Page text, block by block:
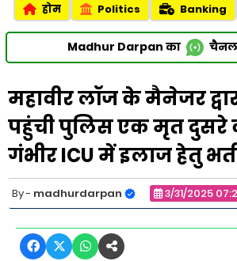
होम Politics Banking
Madhur Darpan का चैनल
महावीर लॉज के मैनेजर
पहुंची पुलिस एक मृत दुसरे
गंभीर ICU में इलाज हेतु
madhurdarpan 3/31/2025